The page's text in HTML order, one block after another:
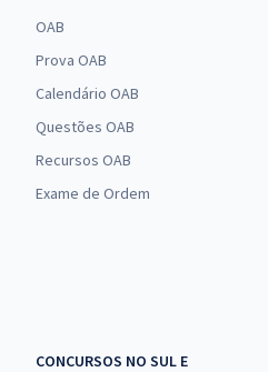
OAB
Prova OAB
Calendário OAB
Questões OAB
Recursos OAB
Exame de Ordem
CONCURSOS NO SUL E